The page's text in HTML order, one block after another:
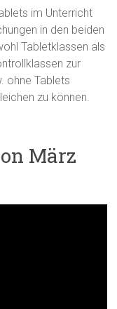
im Unterricht
in den beiden
Tabletklassen als
zur
ohne Tablets
zu können.
März